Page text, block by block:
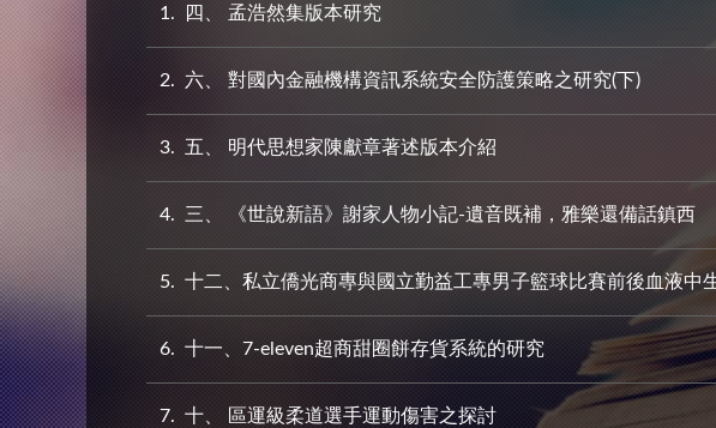
1 四、 孟浩然集版本研究
2 六、 對國內金融機構資訊系統安全防護策略之研究(下)
3 五、 明代思想家陳獻章著述版本介紹
4 三、 《世說新語》謝家人物小記-遺音既補，雅樂還備話鎮西
5 十二、私立僑光商專與國立勤益工專男子籃球比賽前後血液中
6 十一、7-eleven超商甜圈餅存貨系統的研究
7 十、 區運級柔道選手運動傷害之探討